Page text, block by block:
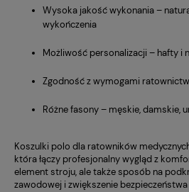
Wysoka jakość wykonania –
wykończenia
Możliwość personalizacji – hafty i
Zgodność z wymogami
Różne fasony – męskie, damskie,
Koszulki polo dla ratowników
która łączy profesjonalny wygląd z
element stroju, ale także sposób na
zawodowej i zwiększenie